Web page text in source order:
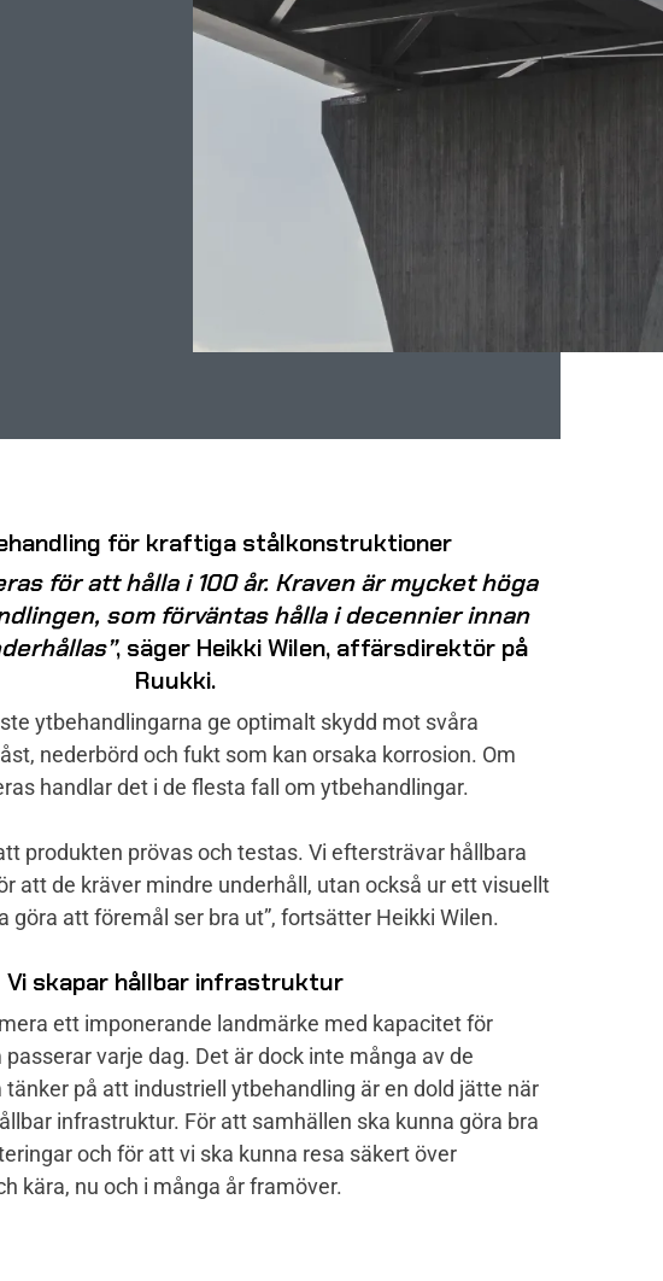
för kraftiga stålkonstruktioner
för att hålla i 100 år. Kraven är mycket höga
som förväntas hålla i decennier innan
, säger Heikki Wilen, affärsdirektör på
Ruukki.
ytbehandlingarna ge optimalt skydd mot svåra
nederbörd och fukt som kan orsaka korrosion. Om
handlar det i de flesta fall om ytbehandlingar.
produkten prövas och testas. Vi eftersträvar hållbara
att de kräver mindre underhåll, utan också ur ett visuellt
göra att föremål ser bra ut”, fortsätter Heikki Wilen.
Vi skapar hållbar infrastruktur
ett imponerande landmärke med kapacitet för
varje dag. Det är dock inte många av de
på att industriell ytbehandling är en dold jätte när
infrastruktur. För att samhällen ska kunna göra bra
och för att vi ska kunna resa säkert över
kära, nu och i många år framöver.